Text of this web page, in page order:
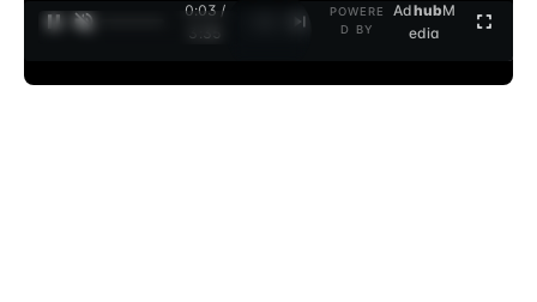
0:03 /
3:35
POWERE
D BY
AdhubM
edia